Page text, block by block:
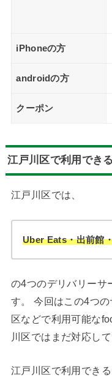
iPhoneの方
androidの方
クーポン
江戸川区で利用でき
江戸川区では、
Uber Eats・出前館
の4つのデリバリーサ
す。 今回はこの4つ
区などで利用可能な
川区ではまだ対応して
江戸川区で利用でき